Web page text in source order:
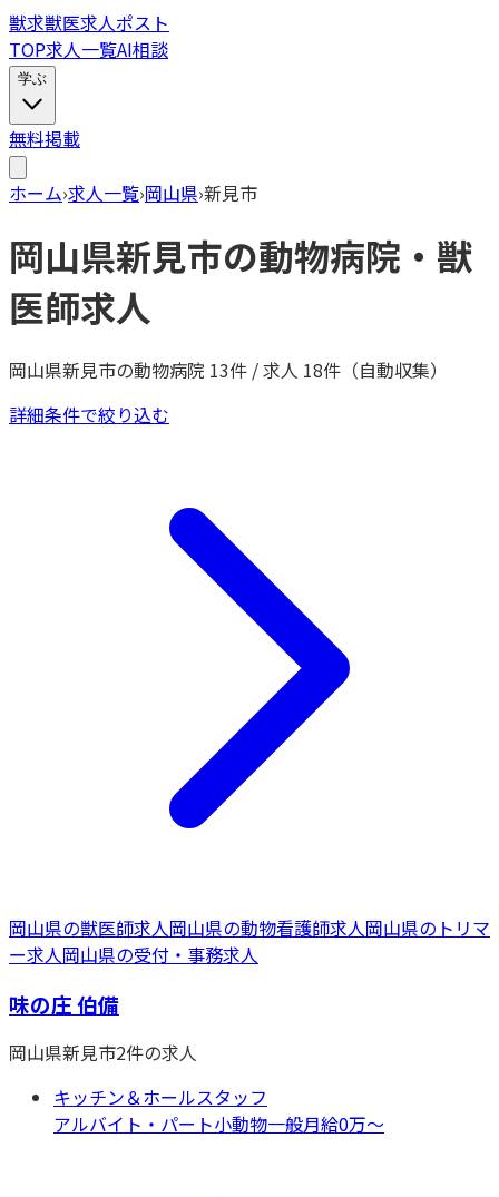
獣求獣医求人ポスト
TOP求人一覧AI相談
学ぶ
無料掲載
ホーム›求人一覧›岡山県›新見市
岡山県新見市の動物病院・獣
医師求人
岡山県新見市の動物病院 13件 / 求人 18件（自動収集）
詳細条件で絞り込む
岡山県の獣医師求人岡山県の動物看護師求人岡山県の トリマ
ー求人岡山県の受付・事務求人
味の庄 伯備
岡山県新見市2件の求人
キッチン＆ホールスタッフ
アルバイト・パート小動物一般月給0万〜